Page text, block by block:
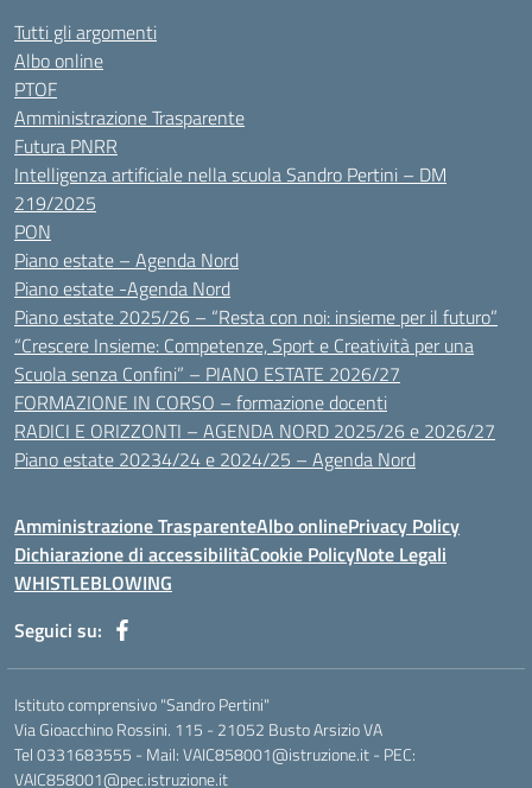
Tutti gli argomenti
Albo online
PTOF
Amministrazione Trasparente
Futura PNRR
Intelligenza artificiale nella scuola Sandro Pertini – DM
219/2025
PON
Piano estate – Agenda Nord
Piano estate -Agenda Nord
Piano estate 2025/26 – “Resta con noi: insieme per il futuro”
“Crescere Insieme: Competenze, Sport e Creatività per una
Scuola senza Confini” – PIANO ESTATE 2026/27
FORMAZIONE IN CORSO – formazione docenti
RADICI E ORIZZONTI – AGENDA NORD 2025/26 e 2026/27
Piano estate 20234/24 e 2024/25 – Agenda Nord
Amministrazione TrasparenteAlbo onlinePrivacy Policy
Dichiarazione di accessibilitàCookie PolicyNote Legali
WHISTLEBLOWING
Seguici su:
Istituto comprensivo "Sandro Pertini"
Via Gioacchino Rossini. 115 - 21052 Busto Arsizio VA
Tel 0331683555 - Mail: VAIC858001@istruzione.it - PEC:
VAIC858001@pec.istruzione.it